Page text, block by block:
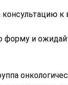
к
форму и